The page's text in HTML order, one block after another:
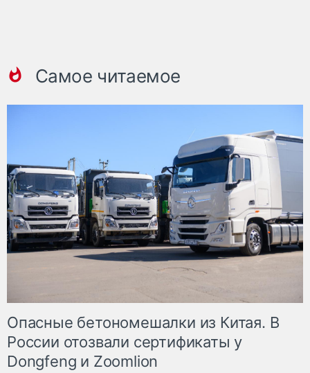
Самое читаемое
Опасные бетономешалки из Китая. В
России отозвали сертификаты у
Dongfeng и Zoomlion